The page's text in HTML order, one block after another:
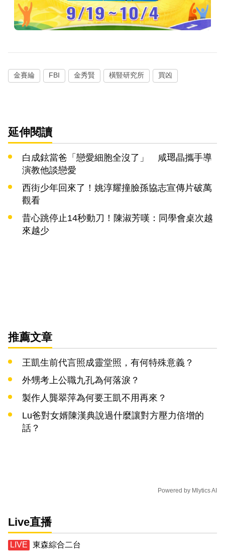
金賽綸 FBI 金秀賢 橫豎研究所 買凶
延伸閱讀
白成鉉當爸「戀愛細胞全沒了」 咸𤨒晶攜手導
演教他談戀愛
西街少年回來了！姚淳耀撞臉孫協志宣傳片破萬
觀看
昔心跳停止14秒動刀！陳淑芳嘆：同學會桌次越
來越少
推薦文章
王凱生前代言照成靈堂照，有何特殊意義？
外甥考上公職九孔為何落淚？
製作人龔翠萍為何要王凱不用再來？
Lu爸對女婿陳漢典說過什麼讓對方壓力倍增的
話？
Powered by Mlytics AI
Live直播
東森綜合二台